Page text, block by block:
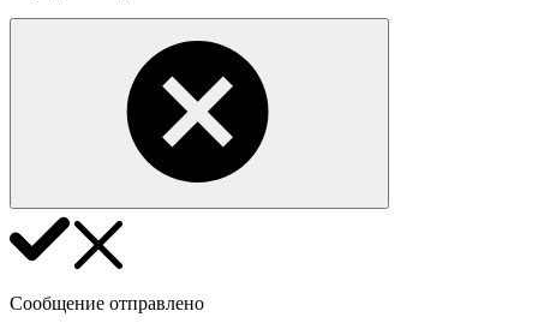
Сообщение отправлено